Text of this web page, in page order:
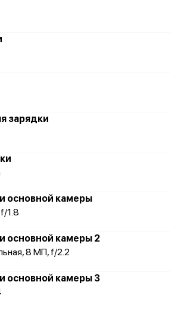
зарядки
основной камеры
1.8
основной камеры 2
8 МП, f/2.2
основной камеры 3